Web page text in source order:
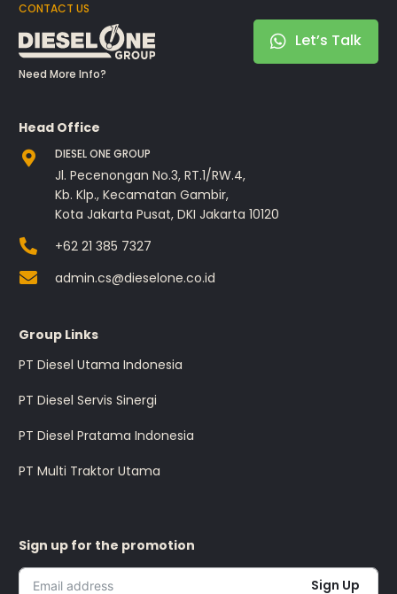
CONTACT US
Need More Info?
Let’s Talk
Head Office
DIESEL ONE GROUP
Jl. Pecenongan No.3, RT.1/RW.4,
Kb. Klp., Kecamatan Gambir,
Kota Jakarta Pusat, DKI Jakarta 10120
+62 21 385 7327
admin.cs@dieselone.co.id
Group Links
PT Diesel Utama Indonesia
PT Diesel Servis Sinergi
PT Diesel Pratama Indonesia
PT Multi Traktor Utama
Sign up for the promotion
Sign Up